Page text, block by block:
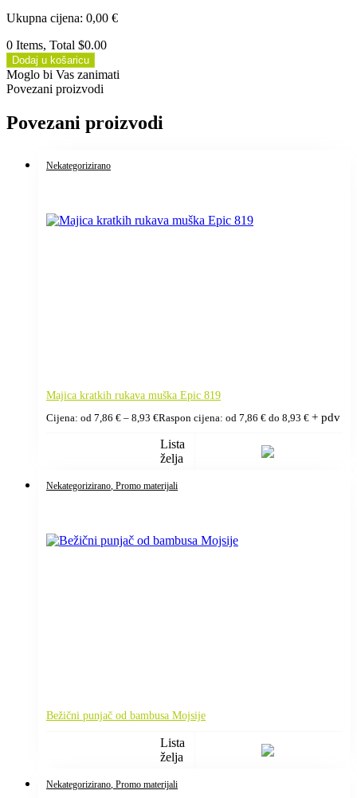
Ukupna cijena: 0,00 €
0 Items, Total $0.00
Dodaj u košaricu
Moglo bi Vas zanimati
Povezani proizvodi
Povezani proizvodi
Nekategorizirano
Majica kratkih rukava muška Epic 819
Cijena: od 7,86 € – 8,93 €Raspon cijena: od 7,86 € do 8,93 € + pdv
Lista
želja
Nekategorizirano , Promo materijali
Bežični punjač od bambusa Mojsije
Lista
želja
Nekategorizirano , Promo materijali